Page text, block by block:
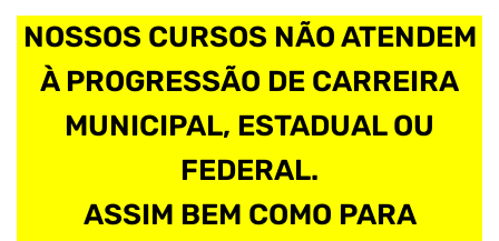
NOSSOS CURSOS NÃO ATENDEM
À PROGRESSÃO DE CARREIRA
MUNICIPAL, ESTADUAL OU
FEDERAL.
ASSIM BEM COMO PARA